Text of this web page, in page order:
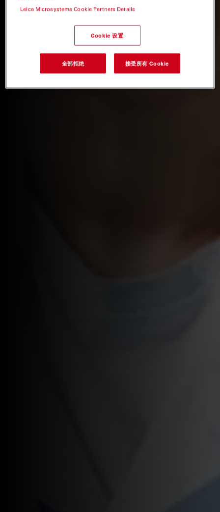
Leica Microsystems Cookie Partners Details
Cookie 设置
全部拒绝 接受所有 Cookie